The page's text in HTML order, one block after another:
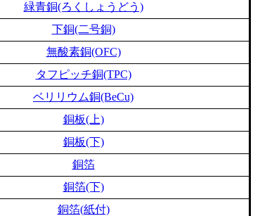
緑青銅(ろくしょうどう)
下銅(二号銅)
無酸素銅(OFC)
タフピッチ銅(TPC)
ベリリウム銅(BeCu)
銅板(上)
銅板(下)
銅箔
銅箔(下)
銅箔(紙付)